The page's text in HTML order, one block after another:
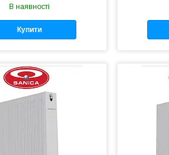
В наявності
Купити